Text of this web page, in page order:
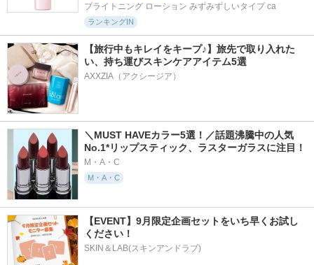
ブライトニング ローション みずみずしいタイプ ca
ランキングIN
【旅行中もキレイをキープ♪】旅先で取り入れた
い、持ち運びスキンケアアイテム5選
AXXZIA（アクシージア）
＼MUST HAVEカラー5選！／話題沸騰中の人気
No.1*リップスティック、ラスターガラスに注目！
M・A・C
M・A・C
【EVENT】9月限定企画セットをいち早くお試し
ください！
SKIN＆LAB(スキンアンドラブ)